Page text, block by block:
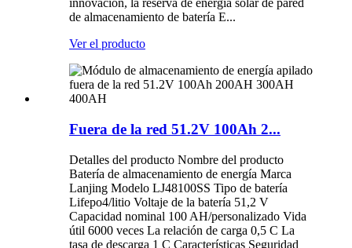
innovación, la reserva de energía solar de pared
de almacenamiento de batería E...
Ver el producto
Fuera de la red 51.2V 100Ah 2...
Detalles del producto Nombre del producto
Batería de almacenamiento de energía Marca
Lanjing Modelo LJ48100SS Tipo de batería
Lifepo4/litio Voltaje de la batería 51,2 V
Capacidad nominal 100 AH/personalizado Vida
útil 6000 veces La relación de carga 0,5 C La
tasa de descarga 1 C Características Seguridad